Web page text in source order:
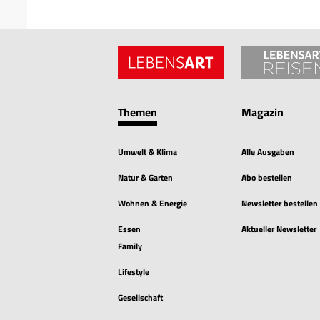
Themen
Umwelt & Klima
Natur & Garten
Wohnen & Energie
Essen
Family
Lifestyle
Gesellschaft
Magazin
Alle Ausgaben
Abo bestellen
Newsletter bestellen
Aktueller Newsletter